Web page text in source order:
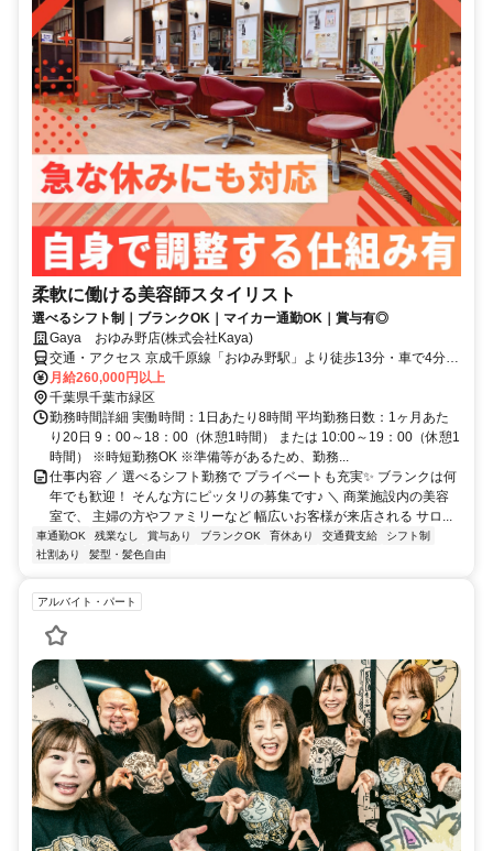
柔軟に働ける美容師スタイリスト
選べるシフト制｜ブランクOK｜マイカー通勤OK｜賞与有◎
Gaya おゆみ野店(株式会社Kaya)
交通・アクセス 京成千原線「おゆみ野駅」より徒歩13分・車で4分、
JR内房線「浜野駅」より車で12分
月給260,000円以上
千葉県千葉市緑区
勤務時間詳細 実働時間：1日あたり8時間 平均勤務日数：1ヶ月あた
り20日 9：00～18：00（休憩1時間） または 10:00～19：00（休憩1
時間） ※時短勤務OK ※準備等があるため、勤務...
仕事内容 ／ 選べるシフト勤務で プライベートも充実✨ ブランクは何
年でも歓迎！ そんな方にピッタリの募集です♪ ＼ 商業施設内の美容
室で、 主婦の方やファミリーなど 幅広いお客様が来店される サロ...
車通勤OK 残業なし 賞与あり ブランクOK 育休あり 交通費支給
シフト制
社割あり
髪型・髪色自由
アルバイト・パート